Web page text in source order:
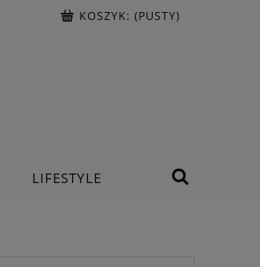
KOSZYK: (PUSTY)
LIFESTYLE